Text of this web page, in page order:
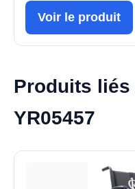
Voir le produit
Produits liés
YR05457